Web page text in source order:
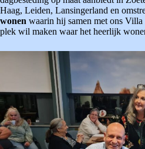
Haag, Leiden, Lansingerland en
wonen waarin hij samen met ons
plek wil maken waar het heerlijk